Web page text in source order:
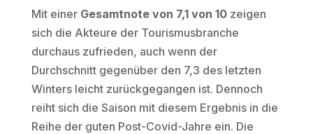
Mit einer Gesamtnote von 7,1 von 10zeigen
sich die Akteure der Tourismusbranche
durchaus zufrieden, auch wenn der
Durchschnitt gegenüber den 7,3 des letzten
Winters leicht zurückgegangen ist. Dennoch
reiht sich die Saison mit diesem Ergebnis in die
Reihe der guten Post-Covid-Jahre ein. Die